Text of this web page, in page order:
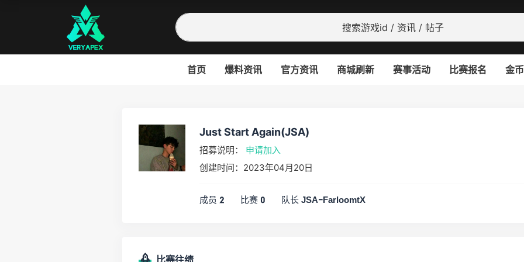
首页 爆料资讯 官方资讯 商城刷新 赛事活动 比赛报名 金
Just Start Again(JSA)
招募说明： 申请加入
创建时间：2023年04月20日
成员 2 比赛 0 队长 JSA-FarloomtX
比赛往绩